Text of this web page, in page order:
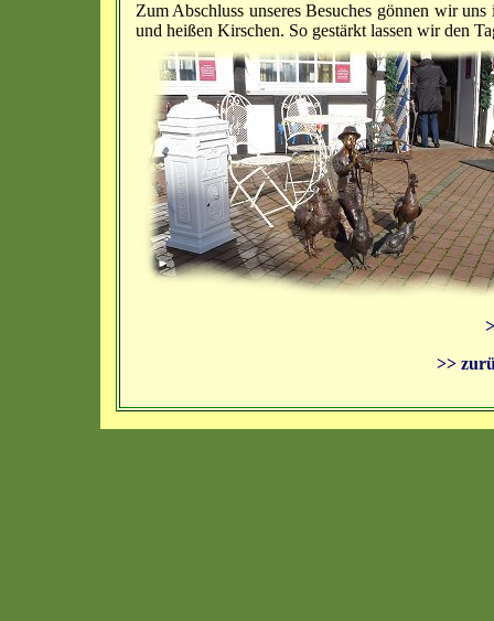
Zum Abschluss unseres Besuches gönnen wir
und heißen Kirschen. So gestärkt lassen wir den
>>